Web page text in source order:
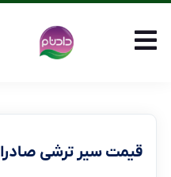
قیمت سیر ترشی